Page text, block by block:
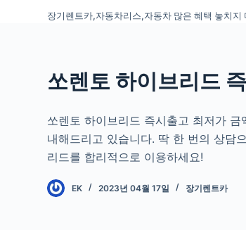
장기렌트카,자동차리스,자동차 많은 혜택 놓치지
쏘렌토 하이브리드
쏘렌토 하이브리드 즉시출고 최저가
내해드리고 있습니다. 딱 한 번의 상담
리드를 합리적으로 이용하세요!
EK 2023년 04월 17일 장기렌트카